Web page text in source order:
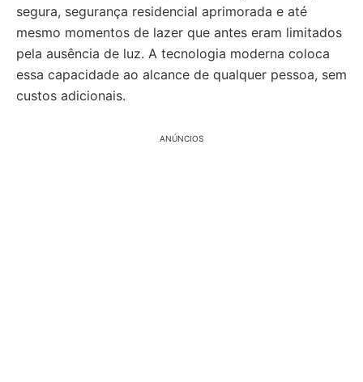
segura, segurança residencial aprimorada e até
mesmo momentos de lazer que antes eram limitados
pela ausência de luz. A tecnologia moderna coloca
essa capacidade ao alcance de qualquer pessoa, sem
custos adicionais.
ANÚNCIOS